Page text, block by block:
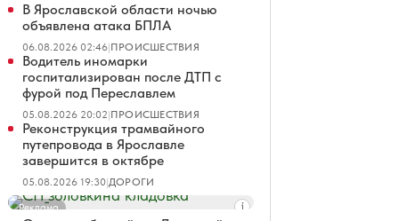
В Ярославской области ночью
объявлена атака БПЛА
06.08.2026 02:46|ПРОИСШЕСТВИЯ
Водитель иномарки
госпитализирован после ДТП с
фурой под Переславлем
05.08.2026 20:02|ПРОИСШЕСТВИЯ
Реконструкция трамвайного
путепровода в Ярославле
завершится в октябре
05.08.2026 19:30|ДОРОГИ
Реклама